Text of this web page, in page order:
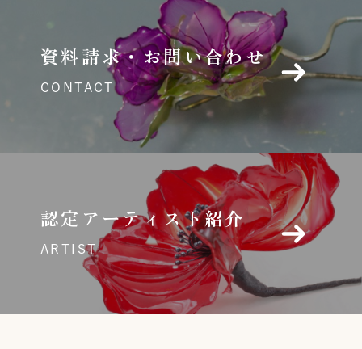
資料請求・お問い合わせ
CONTACT
認定アーティスト紹介
ARTIST